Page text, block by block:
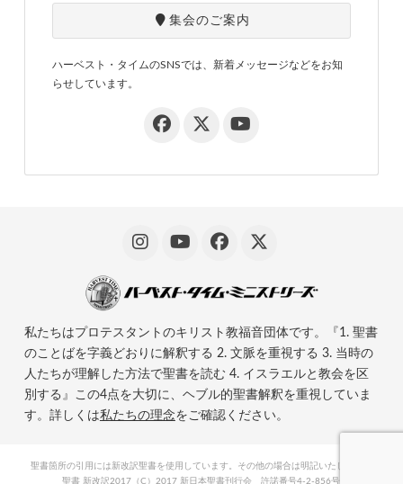
集会のご案内
ハーベスト・タイムのSNSでは、新着メッセージなどをお知
らせしています。
私たちはプロテスタントのキリスト教福音団体です。『1. 聖書
のことばを字義どおりに解釈する 2. 文脈を重視する 3. 当時の
人たちが理解した方法で聖書を読む 4. イスラエルと教会を区
別する』この4点を大切に、ヘブル的聖書解釈を重視していま
す。詳しくは私たちの理念をご確認ください。
聖書箇所の引用には新改訳聖書を使用しています。その他の場合は明記いたします。
聖書 新改訳2017（C）2017 新日本聖書刊行会 許諾番号4-2-856号